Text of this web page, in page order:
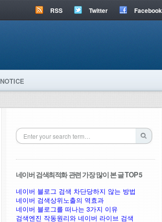
RSS Twitter Facebook
NOTICE
네이버 검색최적화 관련 가장 많이 본 글 TOP 5
네이버 블로그 검색 차단당하지 않는 방법
네이버 검색상위노출의 역효과
네이버 블로그를 떠나는 3가지 이유
검색엔진 작동원리와 네이버 라이브 검색